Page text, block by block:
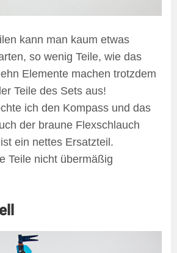
kann man kaum etwas
so wenig Teile, wie das
Elemente machen trotzdem
Teile des Sets aus!
ich den Kompass und das
der braune Flexschlauch
ein nettes Ersatzteil.
Teile nicht übermäßig